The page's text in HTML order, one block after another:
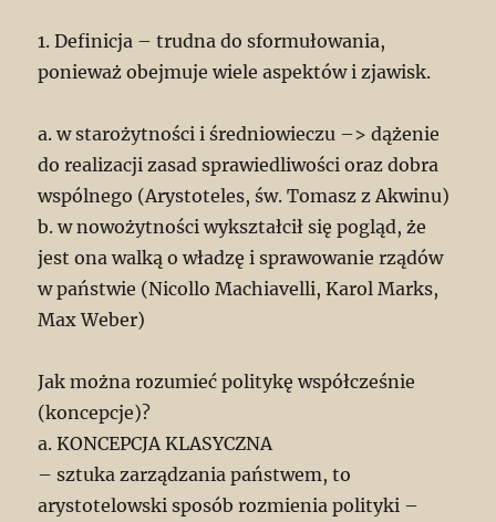
1. Definicja – trudna do sformułowania,
ponieważ obejmuje wiele aspektów i zjawisk.
a. w starożytności i średniowieczu –> dążenie
do realizacji zasad sprawiedliwości oraz dobra
wspólnego (Arystoteles, św. Tomasz z Akwinu)
b. w nowożytności wykształcił się pogląd, że
jest ona walką o władzę i sprawowanie rządów
w państwie (Nicollo Machiavelli, Karol Marks,
Max Weber)
Jak można rozumieć politykę współcześnie
(koncepcje)?
a. KONCEPCJA KLASYCZNA
– sztuka zarządzania państwem, to
arystotelowski sposób rozmienia polityki –